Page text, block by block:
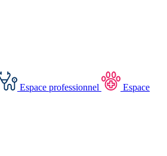
Espace professionnel
Espace